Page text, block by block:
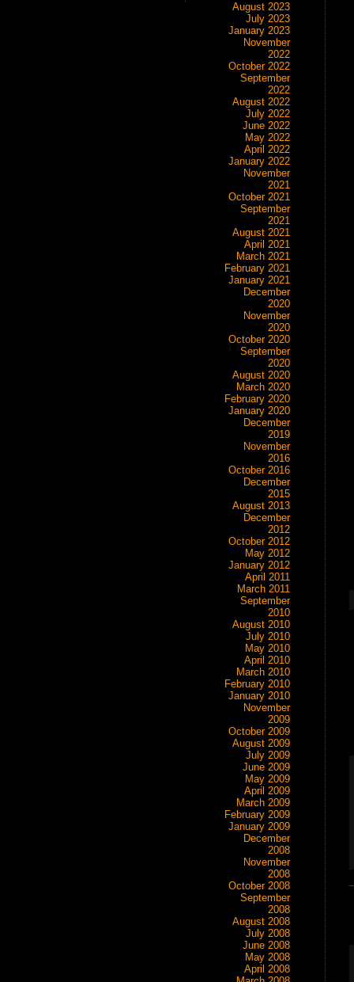
August 2023
July 2023
January 2023
November
2022
October 2022
September
2022
August 2022
July 2022
June 2022
May 2022
April 2022
January 2022
November
2021
October 2021
September
2021
August 2021
April 2021
March 2021
February 2021
January 2021
December
2020
November
2020
October 2020
September
2020
August 2020
March 2020
February 2020
January 2020
December
2019
November
2016
October 2016
December
2015
August 2013
December
2012
October 2012
May 2012
January 2012
April 2011
March 2011
September
2010
August 2010
July 2010
May 2010
April 2010
March 2010
February 2010
January 2010
November
2009
October 2009
August 2009
July 2009
June 2009
May 2009
April 2009
March 2009
February 2009
January 2009
December
2008
November
2008
October 2008
September
2008
August 2008
July 2008
June 2008
May 2008
April 2008